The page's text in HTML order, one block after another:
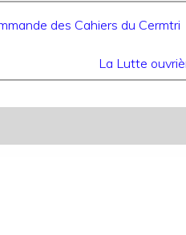
des Cahiers du Cermtri
La Lutte